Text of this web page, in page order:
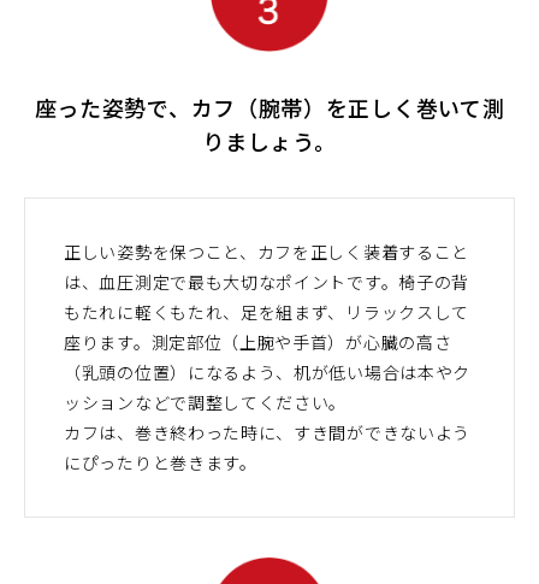
座った姿勢で、カフ（腕帯）を正しく巻いて測
りましょう。
正しい姿勢を保つこと、カフを正しく装着すること
は、血圧測定で最も大切なポイントです。椅子の背
もたれに軽くもたれ、足を組まず、リラックスして
座ります。測定部位（上腕や手首）が心臓の高さ
（乳頭の位置）になるよう、机が低い場合は本やク
ッションなどで調整してください。
カフは、巻き終わった時に、すき間ができないよう
にぴったりと巻きます。